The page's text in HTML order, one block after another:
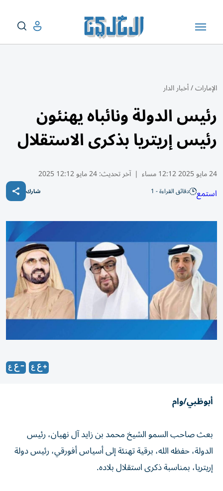
الإمارات/أخبار الدار
رئيس الدولة ونائباه يهنئون
رئيس إريتريا بذكرى الاستقلال
24 مايو 2025 12:12 مساء | آخر تحديث:24 مايو 12:12 2025
استمع دقائق القراءة - 1 شارك
أبوظبي/وام
بعث صاحب السمو الشيخ محمد بن زايد آل نهيان، رئيس
الدولة، حفظه الله، برقية تهنئة إلى أسياس أفورقي، رئيس دولة
إريتريا، بمناسبة ذكرى استقلال بلاده.